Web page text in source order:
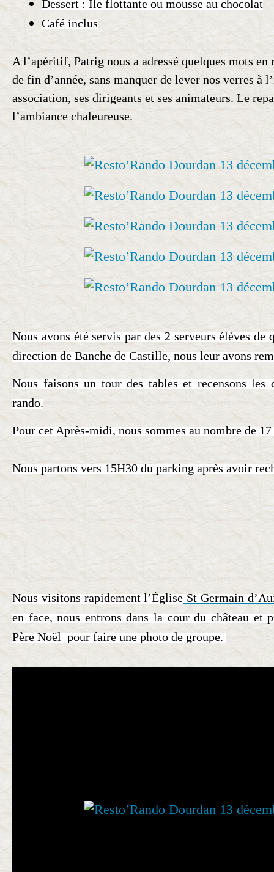
Dessert : Ile flottante ou mousse au chocolat
Café inclus
A l’apéritif, Patrig nous a adressé quelques mots en
de fin d’année, sans manquer de lever nos verres à
association, ses dirigeants et ses animateurs. Le
l’ambiance chaleureuse.
Nous avons été servis par des 2 serveurs élèves de
direction de Banche de Castille, nous leur avons
Nous faisons un tour des tables et recensons les
rando.
Pour cet Après-midi, nous sommes au nombre de
Nous partons vers 15H30 du parking après avoir
Nous visitons rapidement l’Église St Germain
en face, nous entrons dans la cour du château et
Père Noël pour faire une photo de groupe.